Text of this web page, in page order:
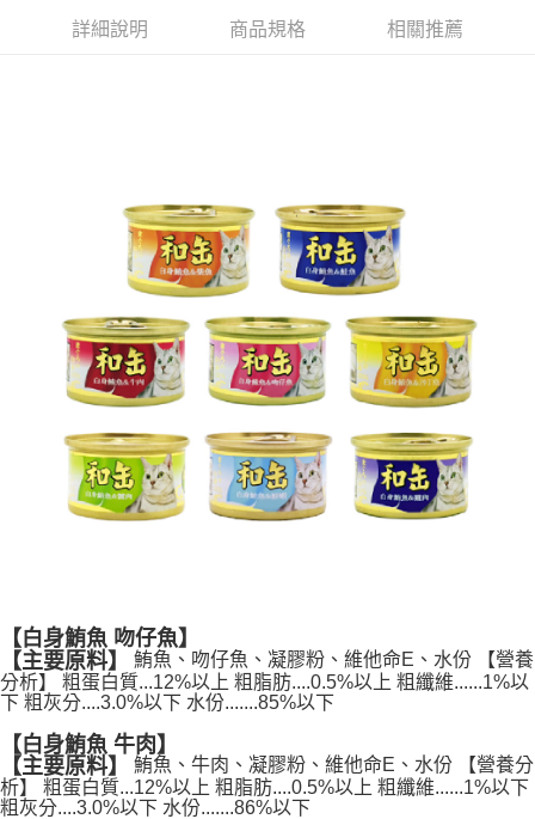
每筆NT$60，滿NT$1,500(含以上)免運費
宅配【全館滿1500免運】
每筆NT$85，滿NT$1,500(含以上)免運費
【宅配-貨到付款】1500免運
每筆NT$115，滿NT$1,500(含以上)免運費
詳細說明 商品規格 相關推薦
【白身鮪魚 吻仔魚】
【主要原料】
鮪魚、吻仔魚、凝膠粉、維他命E、水份 【營養
分析】 粗蛋白質...12%以上 粗脂肪....0.5%以上 粗纖維......1%以
下 粗灰分....3.0%以下 水份.......85%以下
【白身鮪魚 牛肉】
【主要原料】
鮪魚、牛肉、凝膠粉、維他命E、水份 【營養分
析】 粗蛋白質...12%以上 粗脂肪....0.5%以上 粗纖維......1%以下
粗灰分....3.0%以下 水份.......86%以下